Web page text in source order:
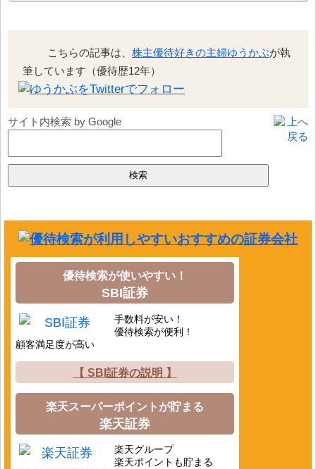
こちらの記事は、 株主優待好きの主婦ゆうかぶが執
筆しています（優待歴12年）
サイト内検索 by Google
優待検索が使いやすい！
SBI証券
手数料が安い！
優待検索が便利！
顧客満足度が高い
【 SBI証券の説明 】
楽天スーパーポイントが貯まる
楽天証券
楽天グループ
楽天ポイントも貯まる